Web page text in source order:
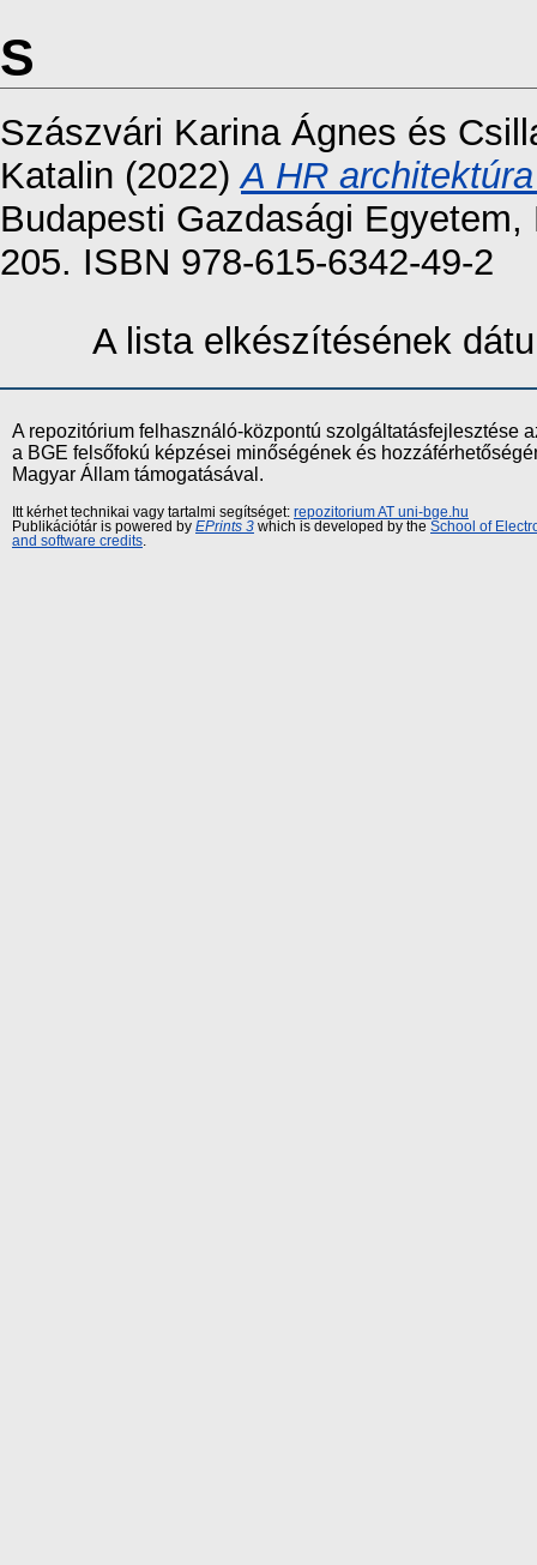
S
Szászvári Karina Ágnes és
Katalin (2022)A HR
Budapesti Gazdasági
205. ISBN 978-615-6342-49-2
A lista elkészítésének
A repozitórium felhasználó-központú szolgáltatásfejlesztése
a BGE felsőfokú képzései minőségének és
Magyar Állam támogatásával.
Itt kérhet technikai vagy tartalmi segítséget: repozitorium AT uni-bge.hu
Publikációtár is powered by EPrints 3 which is developed by the School of
and software credits